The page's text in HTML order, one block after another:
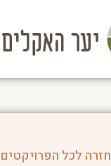
חזרה לכל הפרויקטים